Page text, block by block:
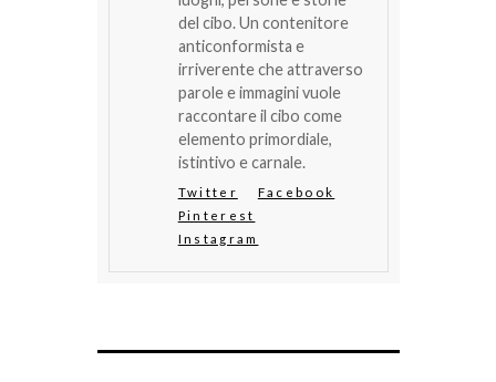
del cibo. Un contenitore
anticonformista e
irriverente che attraverso
parole e immagini vuole
raccontare il cibo come
elemento primordiale,
istintivo e carnale.
Twitter
Facebook
Pinterest
Instagram